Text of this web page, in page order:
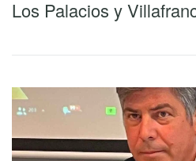
Los Palacios y